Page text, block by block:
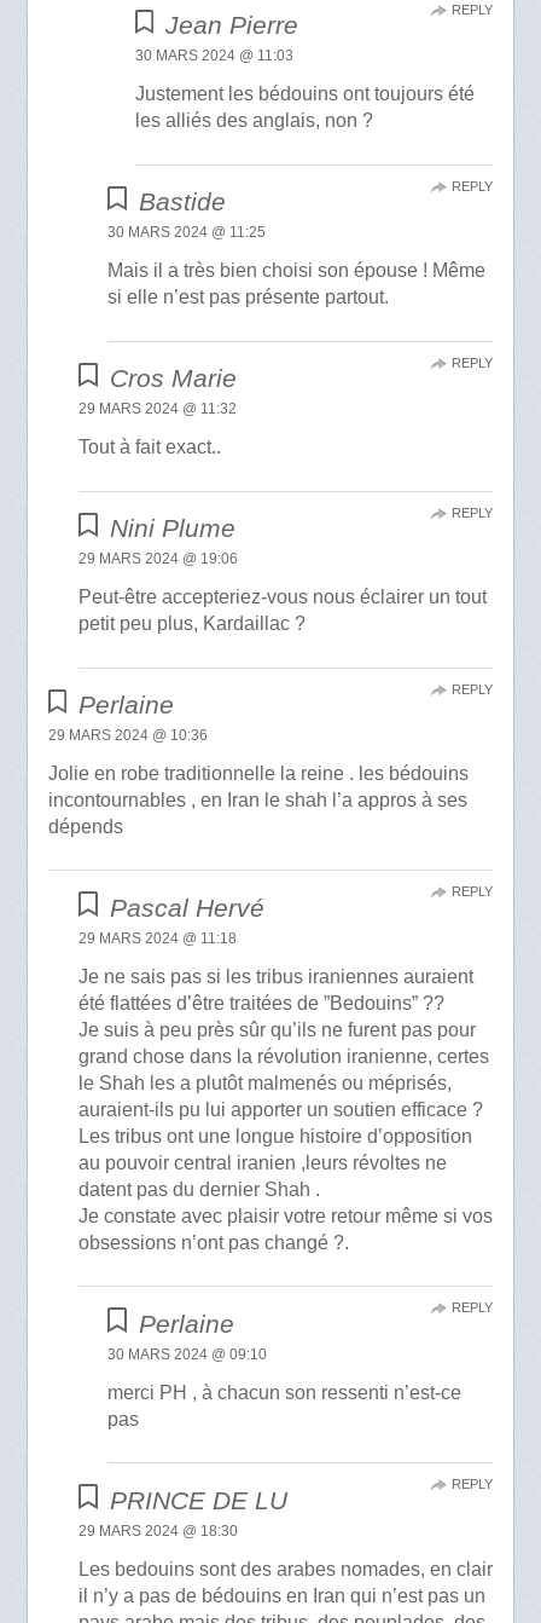
Jean Pierre
30 MARS 2024 @ 11:03
Justement les bédouins ont toujours été
les alliés des anglais, non ?
REPLY
Bastide
30 MARS 2024 @ 11:25
Mais il a très bien choisi son épouse ! Même
si elle n’est pas présente partout.
REPLY
Cros Marie
29 MARS 2024 @ 11:32
Tout à fait exact..
REPLY
Nini Plume
29 MARS 2024 @ 19:06
Peut-être accepteriez-vous nous éclairer un tout
petit peu plus, Kardaillac ?
REPLY
Perlaine
29 MARS 2024 @ 10:36
Jolie en robe traditionnelle la reine . les bédouins
incontournables , en Iran le shah l’a appros à ses
dépends
REPLY
Pascal Hervé
29 MARS 2024 @ 11:18
Je ne sais pas si les tribus iraniennes auraient
été flattées d’être traitées de ”Bedouins” ??
Je suis à peu près sûr qu’ils ne furent pas pour
grand chose dans la révolution iranienne, certes
le Shah les a plutôt malmenés ou méprisés,
auraient-ils pu lui apporter un soutien efficace ?
Les tribus ont une longue histoire d’opposition
au pouvoir central iranien ,leurs révoltes ne
datent pas du dernier Shah .
Je constate avec plaisir votre retour même si vos
obsessions n’ont pas changé ?.
REPLY
Perlaine
30 MARS 2024 @ 09:10
merci PH , à chacun son ressenti n’est-ce
pas
REPLY
PRINCE DE LU
29 MARS 2024 @ 18:30
Les bedouins sont des arabes nomades, en clair
il n’y a pas de bédouins en Iran qui n’est pas un
REPLY